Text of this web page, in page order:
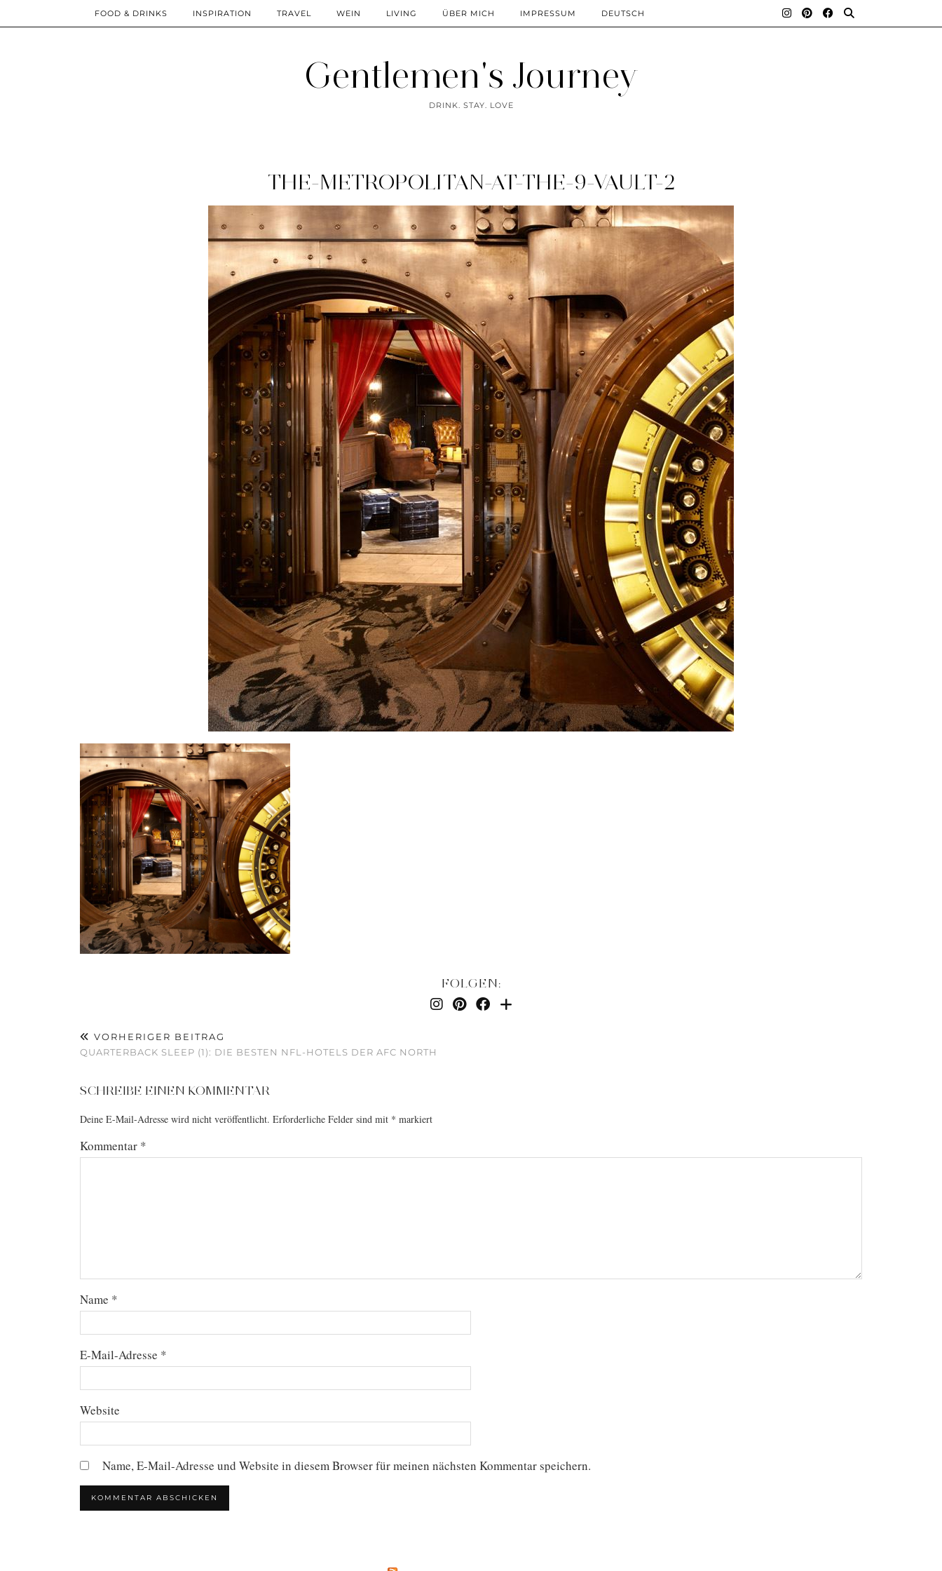
Gentlemen's Journey
DRINK. STAY. LOVE
FOOD & DRINKS INSPIRATION TRAVEL WEIN LIVING ÜBER MICH IMPRESSUM DEUTSCH
THE-METROPOLITAN-AT-THE-9-VAULT-2
FOLGEN:
VORHERIGER BEITRAG
QUARTERBACK SLEEP (1): DIE BESTEN NFL-HOTELS DER AFC NORTH
SCHREIBE EINEN KOMMENTAR
Deine E-Mail-Adresse wird nicht veröffentlicht. Erforderliche Felder sind mit * markiert
Kommentar *
Name *
E-Mail-Adresse *
Website
Name, E-Mail-Adresse und Website in diesem Browser für meinen nächsten Kommentar speichern.